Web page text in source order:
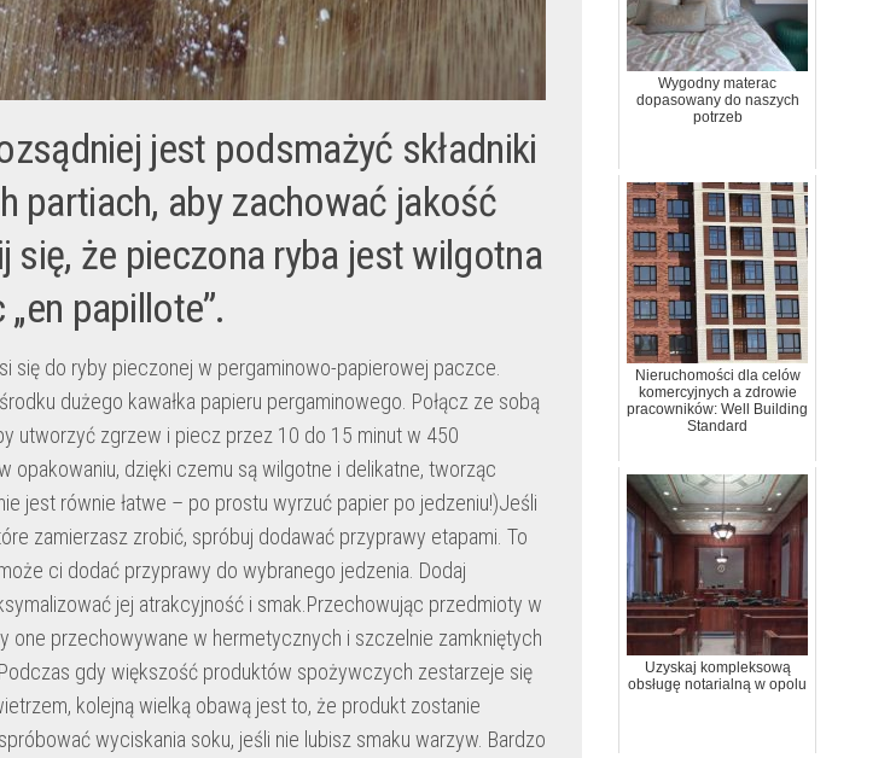
jest podsmażyć składniki
partiach, aby zachować jakość
się, że pieczona ryba jest wilgotna
papillote”.
się do ryby pieczonej w pergaminowo-papierowej paczce.
dużego kawałka papieru pergaminowego. Połącz ze sobą
utworzyć zgrzew i piecz przez 10 do 15 minut w 450
opakowaniu, dzięki czemu są wilgotne i delikatne, tworząc
jest równie łatwe – po prostu wyrzuć papier po jedzeniu!)Jeśli
zamierzasz zrobić, spróbuj dodawać przyprawy etapami. To
ci dodać przyprawy do wybranego jedzenia. Dodaj
jej atrakcyjność i smak.Przechowując przedmioty w
one przechowywane w hermetycznych i szczelnie zamkniętych
gdy większość produktów spożywczych zestarzeje się
kolejną wielką obawą jest to, że produkt zostanie
wyciskania soku, jeśli nie lubisz smaku warzyw. Bardzo
Wygodny materac
dopasowany do naszych
potrzeb
Nieruchomości dla celów
komercyjnych a zdrowie
pracowników: Well Building
Standard
Uzyskaj kompleksową
obsługę notarialną w opolu